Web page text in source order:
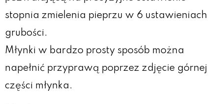
stopnia zmielenia pieprzu w 6 ustawieniach
grubości.
Młynki w bardzo prosty sposób można
napełnić przyprawą poprzez zdjęcie górnej
części młynka.